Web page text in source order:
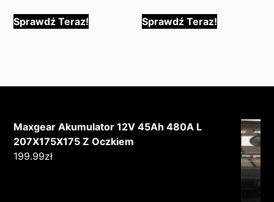
Sprawdź Teraz! Sprawdź Teraz!
Maxgear Akumulator 12V 45Ah 480A L
207X175X175 Z Oczkiem
199.99zł